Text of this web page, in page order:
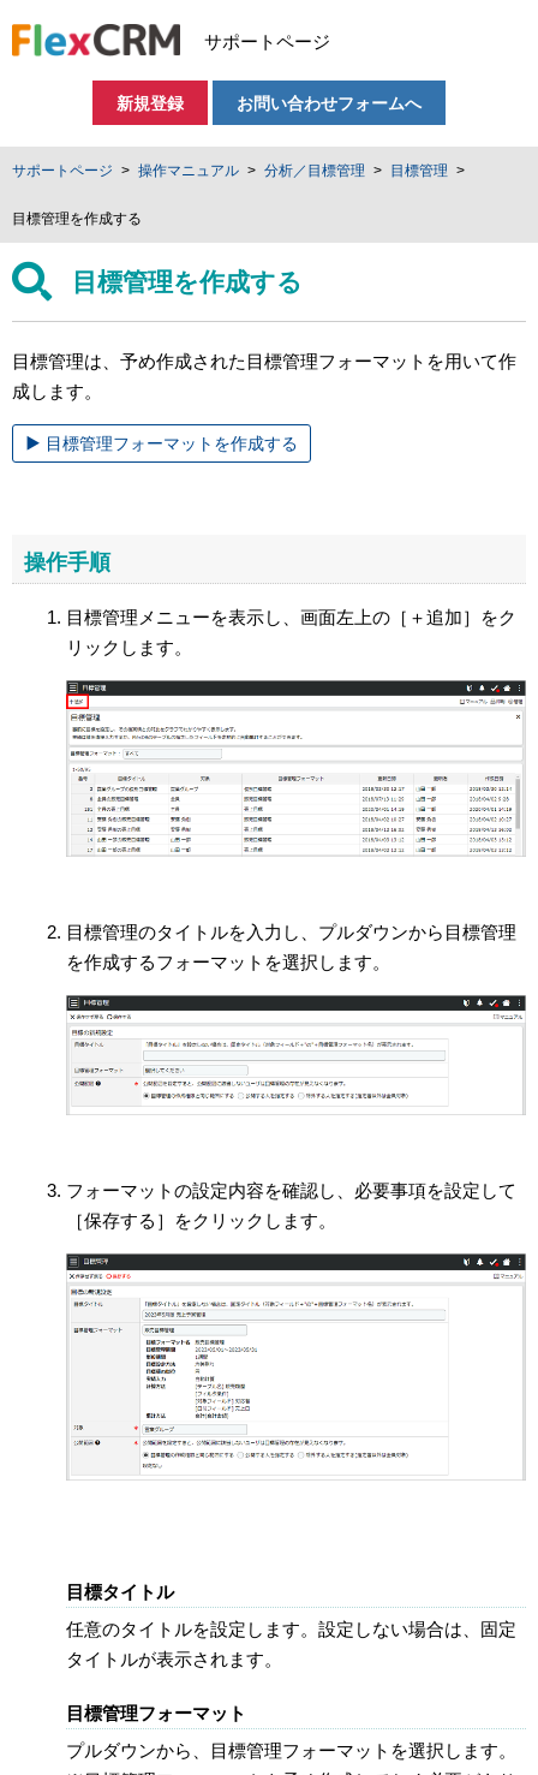
サポートページ
新規登録 お問い合わせフォームへ
サポートページ 操作マニュアル 分析／目標管理 目標管理
目標管理を作成する
目標管理を作成する
目標管理は、予め作成された目標管理フォーマットを用いて作
成します。
目標管理フォーマットを作成する
操作手順
目標管理メニューを表示し、画面左上の［＋追加］をク
リックします。
目標管理のタイトルを入力し、プルダウンから目標管理
を作成するフォーマットを選択します。
フォーマットの設定内容を確認し、必要事項を設定して
［保存する］をクリックします。
目標タイトル
任意のタイトルを設定します。設定しない場合は、固定
タイトルが表示されます。
目標管理フォーマット
プルダウンから、目標管理フォーマットを選択します。